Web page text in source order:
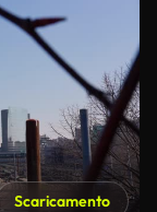
Scaricamento